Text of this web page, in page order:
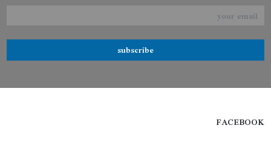
subscribe
FACEBOOK